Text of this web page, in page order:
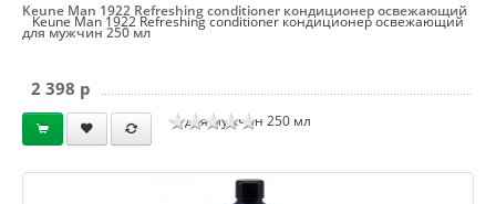
Keune Man 1922 Refreshing conditioner кондиционер освежающий
для мужчин 250 мл
Keune Man 1922 Refreshing conditioner кондиционер освежающий
для мужчин 250 мл
2 398 p